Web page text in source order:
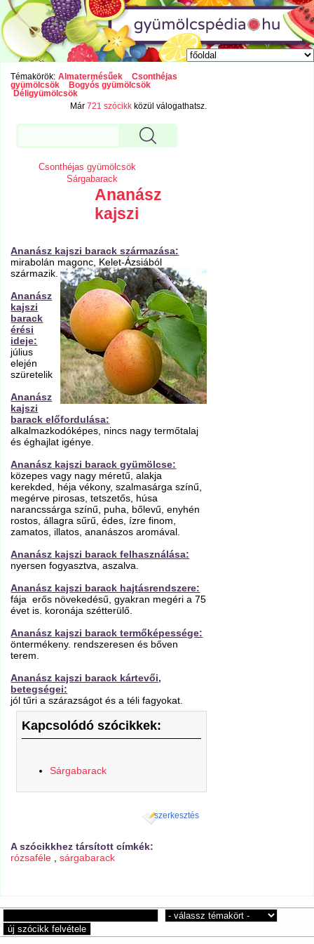
Témakörök: Almatermésűek
Csonthéjas
gyümölcsök
Bogyós gyümölcsök
Déligyümölcsök
Már721 szócikk közül válogathatsz.
Csonthéjas gyümölcsök
Sárgabarack
Ananász
kajszi
Ananász kajszi barack származása:
mirabolán magonc, Kelet-Ázsiából
származik.
Ananász
kajszi
barack
érési
ideje:
július
elején
szüretelik
Ananász
kajszi
barack előfordulása:
alkalmazkodóképes, nincs nagy termőtalaj
és éghajlat igénye.
Ananász kajszi barack gyümölcse:
közepes vagy nagy méretű, alakja
kerekded, héja vékony, szalmasárga színű,
megérve pirosas, tetszetős, húsa
narancssárga színű, puha, bőlevű, enyhén
rostos, állagra sűrű, édes, ízre finom,
zamatos, illatos, ananászos aromával.
Ananász kajszi barack felhasználása:
nyersen fogyasztva, aszalva.
Ananász kajszi barack hajtásrendszere:
fája erős növekedésű, gyakran megéri a 75
évet is. koronája szétterülő.
Ananász kajszi barack termőképessége:
öntermékeny. rendszeresen és bőven
terem.
Ananász kajszi barack kártevői,
betegségei:
jól tűri a szárazságot és a téli fagyokat.
Kapcsolódó szócikkek:
Sárgabarack
szerkesztés
A szócikkhez társított címkék:
rózsaféle ,sárgabarack